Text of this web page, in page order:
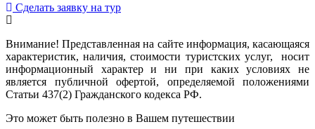
Сделать заявку на тур
Внимание! Представленная на сайте информация, касающаяся
характеристик, наличия, стоимости туристских услуг, носит
информационный характер и ни при каких условиях не
является публичной офертой, определяемой положениями
Статьи 437(2) Гражданского кодекса РФ.
Это может быть полезно в Вашем путешествии